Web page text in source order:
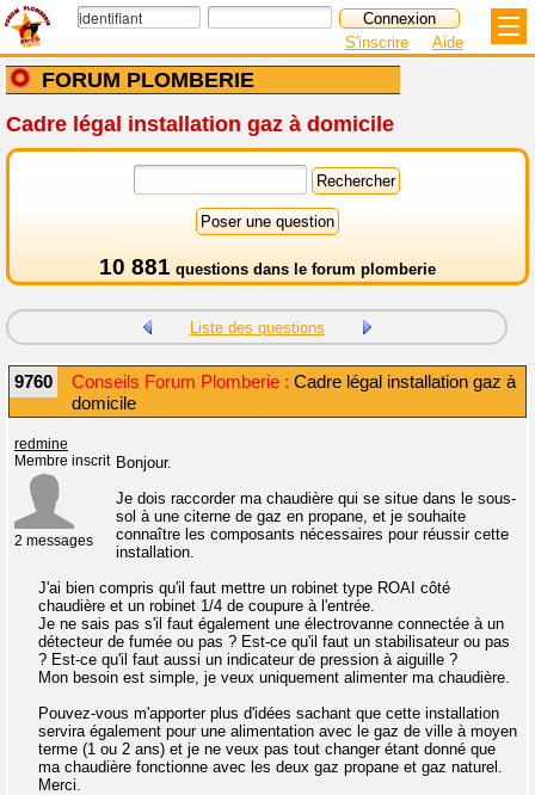
FORUM PLOMBERIE
S'inscrire Aide
Cadre légal installation gaz à domicile
10 881 questions dans le forum plomberie
Liste des questions
9760 Conseils Forum Plomberie : Cadre légal installation gaz à
domicile
redmine
Membre inscrit
2 messages
Bonjour.
Je dois raccorder ma chaudière qui se situe dans le sous-
sol à une citerne de gaz en propane, et je souhaite
connaître les composants nécessaires pour réussir cette
installation.
J'ai bien compris qu'il faut mettre un robinet type ROAI côté
chaudière et un robinet 1/4 de coupure à l'entrée.
Je ne sais pas s'il faut également une électrovanne connectée à un
détecteur de fumée ou pas ? Est-ce qu'il faut un stabilisateur ou pas
? Est-ce qu'il faut aussi un indicateur de pression à aiguille ?
Mon besoin est simple, je veux uniquement alimenter ma chaudière.
Pouvez-vous m'apporter plus d'idées sachant que cette installation
servira également pour une alimentation avec le gaz de ville à moyen
terme (1 ou 2 ans) et je ne veux pas tout changer étant donné que
ma chaudière fonctionne avec les deux gaz propane et gaz naturel.
Merci.